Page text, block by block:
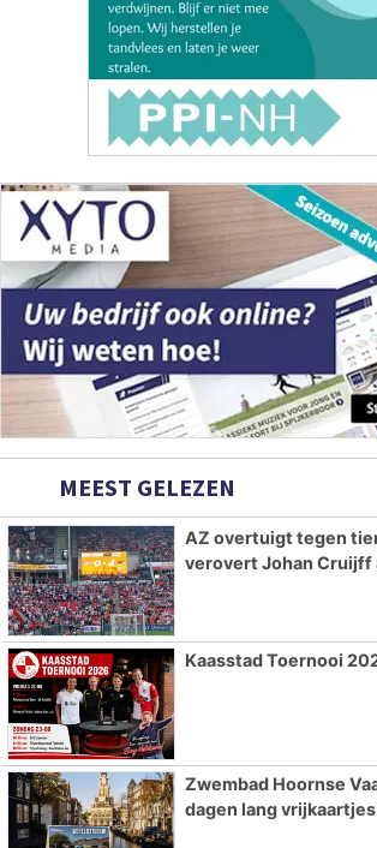
MEEST GELEZEN
AZ overtuigt tegen
verovert Johan Cruijff
Kaasstad Toernooi
Zwembad Hoornse
dagen lang